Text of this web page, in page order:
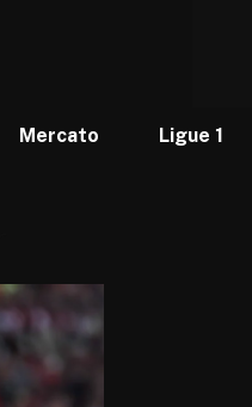
Mercato Ligue 1